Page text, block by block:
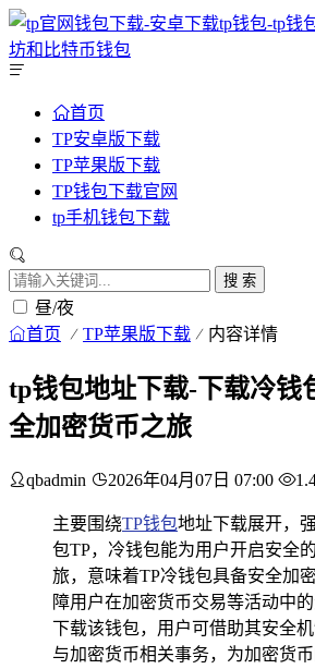
首页
TP安卓版下载
TP苹果版下载
TP钱包下载官网
tp手机钱包下载
搜 索
昼/夜
首页 TP苹果版下载 内容详情
tp钱包地址下载-下载冷钱
全加密货币之旅
qbadmin 2026年04月07日 07:00
主要围绕TP钱包地址下载展开，
包TP，冷钱包能为用户开启安全
旅，意味着TP冷钱包具备安全加
障用户在加密货币交易等活动中
下载该钱包，用户可借助其安全
与加密货币相关事务，为加密货